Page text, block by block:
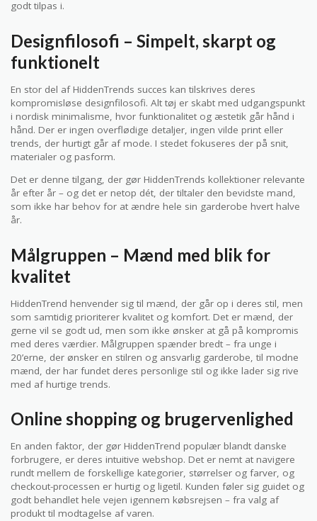
godt tilpas i.
Designfilosofi – Simpelt, skarpt og
funktionelt
En stor del af HiddenTrends succes kan tilskrives deres
kompromisløse designfilosofi. Alt tøj er skabt med udgangspunkt
i nordisk minimalisme, hvor funktionalitet og æstetik går hånd i
hånd. Der er ingen overflødige detaljer, ingen vilde print eller
trends, der hurtigt går af mode. I stedet fokuseres der på snit,
materialer og pasform.
Det er denne tilgang, der gør HiddenTrends kollektioner relevante
år efter år – og det er netop dét, der tiltaler den bevidste mand,
som ikke har behov for at ændre hele sin garderobe hvert halve
år.
Målgruppen – Mænd med blik for
kvalitet
HiddenTrend henvender sig til mænd, der går op i deres stil, men
som samtidig prioriterer kvalitet og komfort. Det er mænd, der
gerne vil se godt ud, men som ikke ønsker at gå på kompromis
med deres værdier. Målgruppen spænder bredt – fra unge i
20’erne, der ønsker en stilren og ansvarlig garderobe, til modne
mænd, der har fundet deres personlige stil og ikke lader sig rive
med af hurtige trends.
Online shopping og brugervenlighed
En anden faktor, der gør HiddenTrend populær blandt danske
forbrugere, er deres intuitive webshop. Det er nemt at navigere
rundt mellem de forskellige kategorier, størrelser og farver, og
checkout-processen er hurtig og ligetil. Kunden føler sig guidet og
godt behandlet hele vejen igennem købsrejsen – fra valg af
produkt til modtagelse af varen.